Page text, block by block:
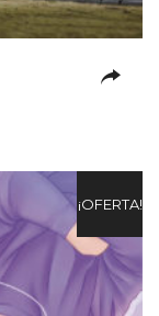
¡OFERTA!